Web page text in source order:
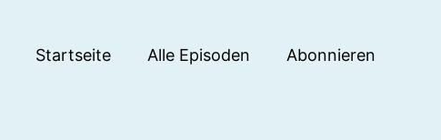
Startseite Alle Episoden Abonnieren